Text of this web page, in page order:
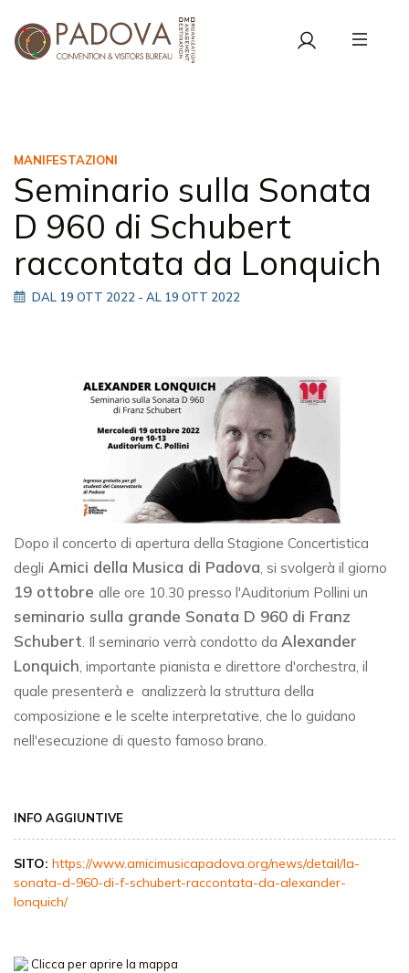
MANIFESTAZIONI
Seminario sulla Sonata
D 960 di Schubert
raccontata da Lonquich
DAL 19 OTT 2022 - AL 19 OTT 2022
Dopo il concerto di apertura della Stagione Concertistica
degli Amici della Musica di Padova, si svolgerà il giorno
19 ottobre alle ore 10.30 presso l'Auditorium Pollini un
seminario sulla grande Sonata D 960 di Franz
Schubert. Il seminario verrà condotto da Alexander
Lonquich, importante pianista e direttore d'orchestra, il
quale presenterà e analizzerà la struttura della
composizione e le scelte interpretative, che lo guidano
nell'esecuzione di questo famoso brano.
INFO AGGIUNTIVE
SITO: https://www.amicimusicapadova.org/news/detail/la-
sonata-d-960-di-f-schubert-raccontata-da-alexander-
lonquich/
Clicca per aprire la mappa